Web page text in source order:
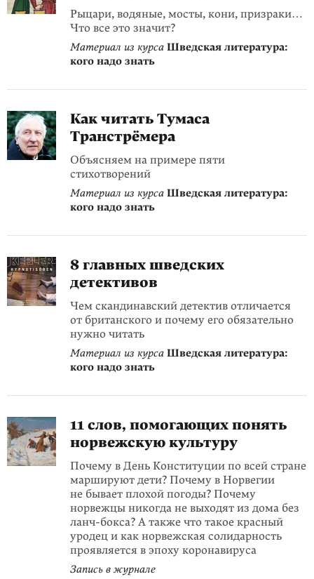
Рыцари, водяные, мосты, кони, призраки…
Что все это значит?
Материал из курса Шведская литература:
кого надо знать
Как читать Тумаса
Транстрёмера
Объясняем на примере пяти
стихотворений
Материал из курса Шведская литература:
кого надо знать
8 главных шведских
детективов
Чем скандинавский детектив отличается
от британского и почему его обязательно
нужно читать
Материал из курса Шведская литература:
кого надо знать
11 слов, помогающих понять
норвежскую культуру
Почему в День Конституции по всей стране
маршируют дети? Почему в Норвегии
не бывает плохой погоды? Почему
норвежцы никогда не выходят из дома без
ланч-бокса? А также что такое красный
уродец и как норвежская солидар­ность
проявляется в эпоху коронавируса
Запись в журнале